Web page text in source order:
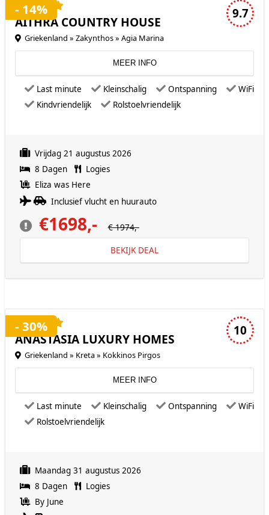
9.7
AITHRA COUNTRY HOUSE
Griekenland » Zakynthos » Agia Marina
MEER INFO
Last minute Kleinschalig Ontspanning
WiFi
Kindvriendelijk
Rolstoelvriendelijk
Vrijdag 21 augustus 2026
8 Dagen
Logies
Eliza was Here
Inclusief vlucht en huurauto
€1698,- € 1974,-
- 14%
BEKIJK DEAL
10
ANASTASIA LUXURY HOMES
Griekenland » Kreta » Kokkinos Pirgos
MEER INFO
Last minute Kleinschalig Ontspanning
WiFi
Rolstoelvriendelijk
Maandag 31 augustus 2026
8 Dagen
Logies
By June
- 30%